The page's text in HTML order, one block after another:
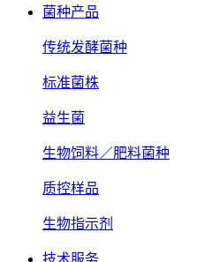
菌种产品
传统发酵菌种
标准菌株
益生菌
生物饲料／肥料菌种
质控样品
生物指示剂